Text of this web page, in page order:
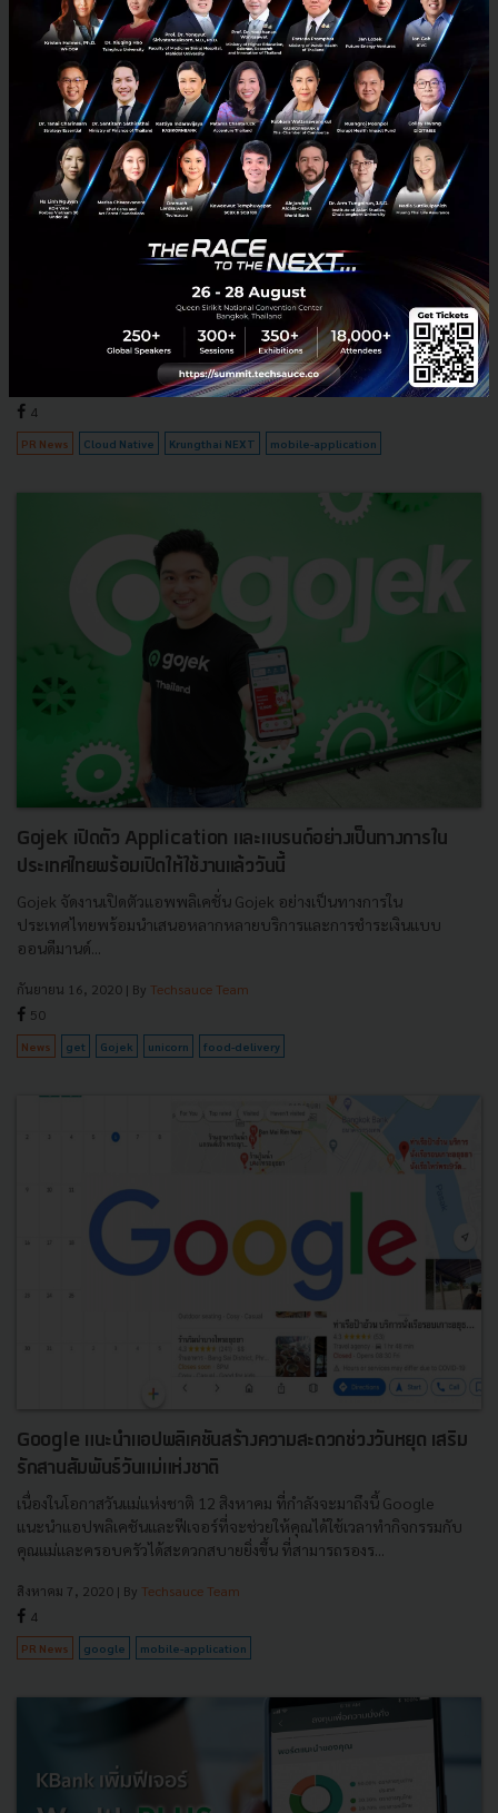
Krungthai NEXT เวอร์ชันใหม่ ใช้ Cloud Native ทำ
ธุรกรรมได้ไม่ต้องไปสาขา
เปิดตัวแอป “Krungthai NEXT” เวอร์ชั่นใหม่ ที่ตอบโจทย์ทุกไลฟ์สไตล์ใน
ยุคดิจิทัลอย่างครบวงจรภายในแอปเดียว เตรียมก้าวสู่การเป็น The Full-
scale Digital Banking ที่เป็นมากกว่าแอปธนาคารทั...
| ByTechsauce Team
4
PR News Cloud Native Krungthai NEXT mobile-application
Gojek เปิดตัว Application และแบรนด์อย่างเป็นทางการใน
ประเทศไทยพร้อมเปิดให้ใช้งานเเล้ววันนี้
Gojek จัดงานเปิดตัวแอพพลิเคชั่น Gojek อย่างเป็นทางการใน
ประเทศไทยพร้อมนำเสนอหลากหลายบริการและการชำระเงินแบบ
ออนดีมานด์...
กันยายน 16, 2020 | By Techsauce Team
50
News get Gojek unicorn food-delivery
Google แนะนำแอปพลิเคชันสร้างความสะดวกช่วงวันหยุด เสริม
รักสานสัมพันธ์วันแม่แห่งชาติ
เนื่องในโอกาสวันแม่แห่งชาติ 12 สิงหาคม ที่กำลังจะมาถึงนี้ Google
แนะนำแอปพลิเคชันและฟีเจอร์ที่จะช่วยให้คุณได้ใช้เวลาทำกิจกรรมกับ
คุณแม่และครอบครัวได้สะดวกสบายยิ่งขึ้น ที่สามารถรองร...
สิงหาคม 7, 2020 | By Techsauce Team
4
PR News google mobile-application